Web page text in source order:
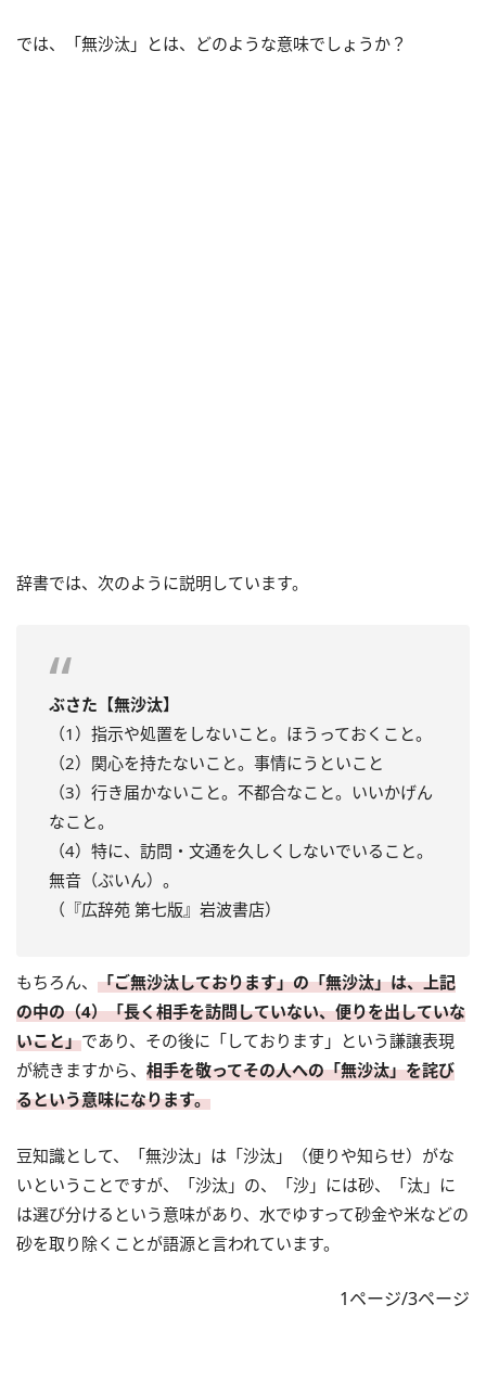
では、「無沙汰」とは、どのような意味でしょうか？
辞書では、次のように説明しています。
ぶさた【無沙汰】
（1）指示や処置をしないこと。ほうっておくこと。
（2）関心を持たないこと。事情にうといこと
（3）行き届かないこと。不都合なこと。いいかげん
なこと。
（4）特に、訪問・文通を久しくしないでいること。
無音（ぶいん）。
（『広辞苑 第七版』岩波書店）
もちろん、 「ご無沙汰しております」の「無沙汰」は、上記
の中の（4）「長く相手を訪問していない、便りを出していな
いこと」であり、その後に「しております」という謙譲表現
が続きますから、 相手を敬ってその人への「無沙汰」を詫び
るという意味になります。
豆知識として、「無沙汰」は「沙汰」（便りや知らせ）がな
いということですが、「沙汰」の、「沙」には砂、「汰」に
は選び分けるという意味があり、水でゆすって砂金や米などの
砂を取り除くことが語源と言われています。
1ページ/3ページ